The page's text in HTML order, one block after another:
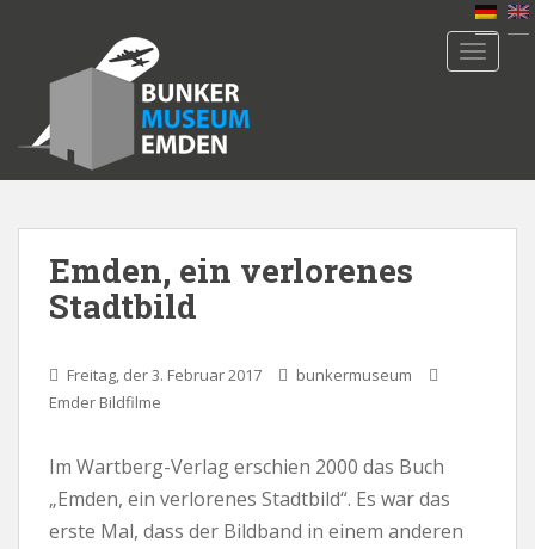
m
Emden, ein verlorenes
Stadtbild
Freitag, der 3. Februar 2017
bunkermuseum
Emder Bildfilme
Im Wartberg-Verlag erschien 2000 das Buch
„Emden, ein verlorenes Stadtbild“. Es war das
erste Mal, dass der Bildband in einem anderen